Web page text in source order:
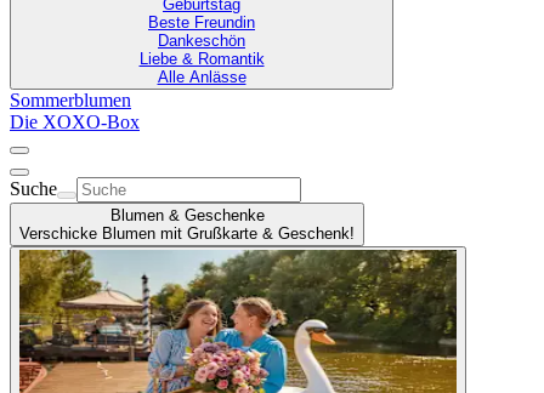
Geburtstag
Beste Freundin
Dankeschön
Liebe & Romantik
Alle Anlässe
Sommerblumen
Die XOXO-Box
Suche
Blumen & Geschenke
Verschicke Blumen mit Grußkarte & Geschenk!